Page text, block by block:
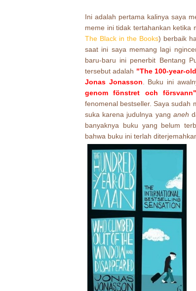
Ini adalah pertama kalinya saya
meme ini tidak tertahankan ketika
The Black in the Books) berbaik
saat ini saya memang lagi
baru-baru ini penerbit Bentang
tersebut adalah "The 100-year-
Jonas Jonasson . Buku ini
genom fönstret och försvann"
fenomenal bestseller. Saya sudah
suka karena judulnya yang aneh
banyaknya buku yang belum
bahwa buku ini terlah